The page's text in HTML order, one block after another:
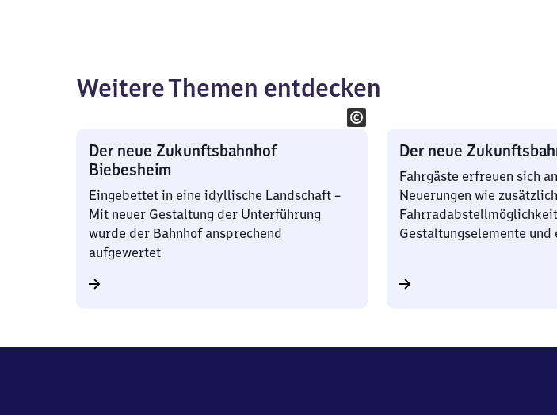
Weitere Themen entdecken
Der neue Zukunftsbahnhof
Biebesheim
Eingebettet in eine idyllische Landschaft –
Mit neuer Gestaltung der Unterführung
wurde der Bahnhof ansprechend
aufgewertet
Der neue
Fahrgäste erfreuen sich
Neuerungen wie
Gestaltungselemente und